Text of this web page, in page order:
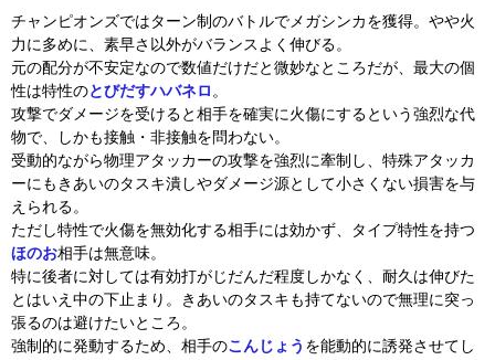
チャンピオンズではターン制のバトルでメガシンカを獲得。やや火
力に多めに、素早さ以外がバランスよく伸びる。
元の配分が不安定なので数値だけだと微妙なところだが、最大の個
性は特性のとびだすハバネロ 。
攻撃でダメージを受けると相手を確実に火傷にするという強烈な代
物で、しかも接触・非接触を問わない。
受動的ながら物理アタッカーの攻撃を強烈に牽制し、特殊アタッカ
ーにもきあいのタスキ潰しやダメージ源として小さくない損害を与
えられる。
ただし特性で火傷を無効化する相手には効かず、タイプ特性を持つ
ほのお相手は無意味。
特に後者に対しては有効打がじだんだ程度しかなく、耐久は伸びた
とはいえ中の下止まり。きあいのタスキも持てないので無理に突っ
張るのは避けたいところ。
強制的に発動するため、相手のこんじょう を能動的に誘発させてし